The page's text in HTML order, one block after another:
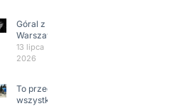
Góral z
Warszawy.
13 lipca
2026
To przede
wszystkim